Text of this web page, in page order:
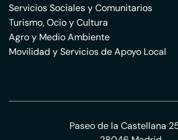
Servicios Sociales y Comunitarios
Turismo, Ocio y Cultura
Agro y Medio Ambiente
Movilidad y Servicios de Apoyo Local
Paseo de la Castellana